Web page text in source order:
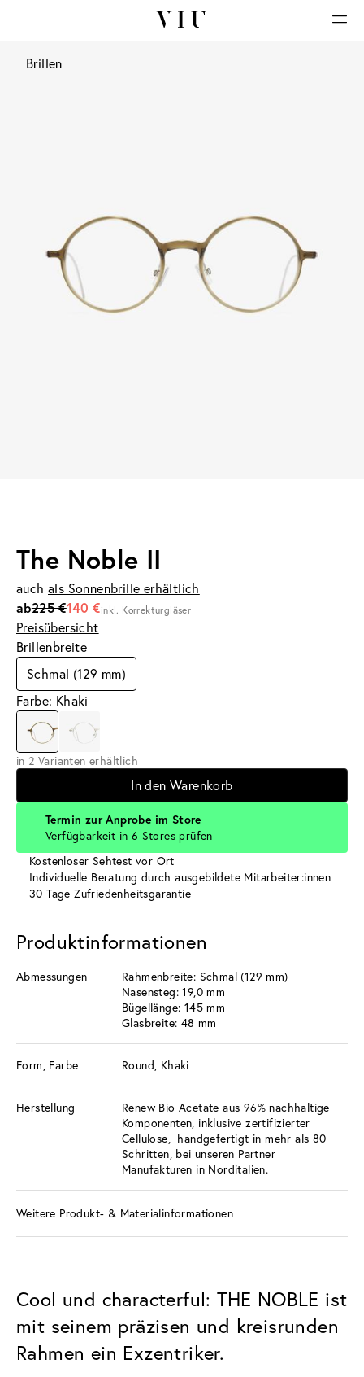
Brillen
The Noble II
auch als Sonnenbrille erhältlich
ab225 €140 €inkl. Korrekturgläser
Preisübersicht
Brillenbreite
Schmal (129 mm)
Farbe: Khaki
in 2 Varianten erhältlich
In den Warenkorb
Termin zur Anprobe im Store
Verfügbarkeit in 6 Stores prüfen
Kostenloser Sehtest vor Ort
Individuelle Beratung durch ausgebildete Mitarbeiter:innen
30 Tage Zufriedenheitsgarantie
Produktinformationen
Abmessungen
Rahmenbreite: Schmal (129 mm)
Nasensteg: 19,0 mm
Bügellänge: 145 mm
Glasbreite: 48 mm
Form, Farbe Round, Khaki
Herstellung
Renew Bio Acetate aus 96% nachhaltige
Komponenten, inklusive zertifizierter
Cellulose, handgefertigt in mehr als 80
Schritten, bei unseren Partner
Manufakturen in Norditalien.
Weitere Produkt- & Materialinformationen
Cool und characterful: THE NOBLE ist
mit seinem präzisen und kreisrunden
Rahmen ein Exzentriker.